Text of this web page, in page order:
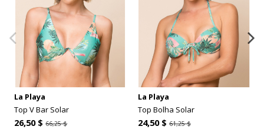
La Playa
Top V Bar Solar
26,50 $66,25 $
La Playa
Top Bolha Solar
24,50 $ 61,25 $